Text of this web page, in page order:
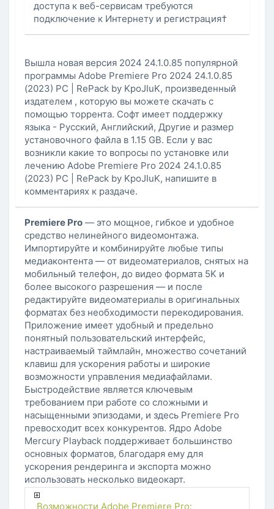
доступа к веб-сервисам требуются
подключение к Интернету и регистрация†
Вышла новая версия 2024 24.1.0.85 популярной
программы Adobe Premiere Pro 2024 24.1.0.85
(2023) PC | RePack by KpoJIuK, произведенный
издателем , которую вы можете скачать с
помощью торрента. Софт имеет поддержку
языка - Русский, Английский, Другие и размер
установочного файла в 1.15 GB. Если у вас
возникли какие то вопросы по установке или
лечению Adobe Premiere Pro 2024 24.1.0.85
(2023) PC | RePack by KpoJIuK, напишите в
комментариях к раздаче.
Premiere Pro — это мощное, гибкое и удобное
средство нелинейного видеомонтажа.
Импортируйте и комбинируйте любые типы
медиаконтента — от видеоматериалов, снятых на
мобильный телефон, до видео формата 5K и
более высокого разрешения — и после
редактируйте видеоматериалы в оригинальных
форматах без необходимости перекодирования.
Приложение имеет удобный и предельно
понятный пользовательский интерфейс,
настраиваемый таймлайн, множество сочетаний
клавиш для ускорения работы и широкие
возможности управления медиафайлами.
Быстродействие является ключевым
требованием при работе со сложными и
насыщенными эпизодами, и здесь Premiere Pro
превосходит всех конкурентов. Ядро Adobe
Mercury Playback поддерживает большинство
основных форматов, благодаря ему для
ускорения рендеринга и экспорта можно
использовать несколько видеокарт.
Возможности Adobe Premiere Pro: